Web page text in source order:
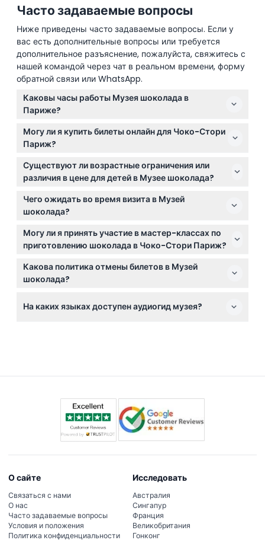
Часто задаваемые вопросы
Ниже приведены часто задаваемые вопросы. Если у
вас есть дополнительные вопросы или требуется
дополнительное разъяснение, пожалуйста, свяжитесь с
нашей командой через чат в реальном времени, форму
обратной связи или WhatsApp.
Каковы часы работы Музея шоколада в
Париже?
Музей шоколада в Париже открыт ежедневно с
10:00 до 18:00, последний вход — в 17:00. Закрыт 1
января и 25 декабря (может изменяться —
пожалуйста, уточняйте при бронировании).
Могу ли я купить билеты онлайн для Чоко-Стори
Париж?
Да, вы можете забронировать билеты онлайн прямо
на этом сайте для удобного входа в Чоко-Стори
Париж.
Существуют ли возрастные ограничения или
различия в цене для детей в Музее шоколада?
Дети до 3 лет проходят бесплатно в сопровождении
взрослого, а билеты для детей от 3 до 11 лет
доступны по сниженной цене.
Чего ожидать во время визита в Музей
шоколада?
Ожидайте захватывающее путешествие в историю
шоколада, живые демонстрации, дегустации и
рекомендуемое время посещения около полутора
часов, чтобы полностью насладиться экспозициями.
Могу ли я принять участие в мастер-классах по
приготовлению шоколада в Чоко-Стори Париж?
Да, доступны 45-минутные мастер-классы, где вы
можете создать свои собственные шоколадные
лакомства — можно забронировать вместе с
Какова политика отмены билетов в Музей
шоколада?
каких условиях, поэтому убедитесь, что ваши планы
На каких языках доступен аудиогид музея?
О сайте
Связаться с нами
О нас
Часто задаваемые вопросы
Условия и положения
Политика конфиденциальности
Исследовать
Австралия
Сингапур
Франция
Великобритания
Гонконг